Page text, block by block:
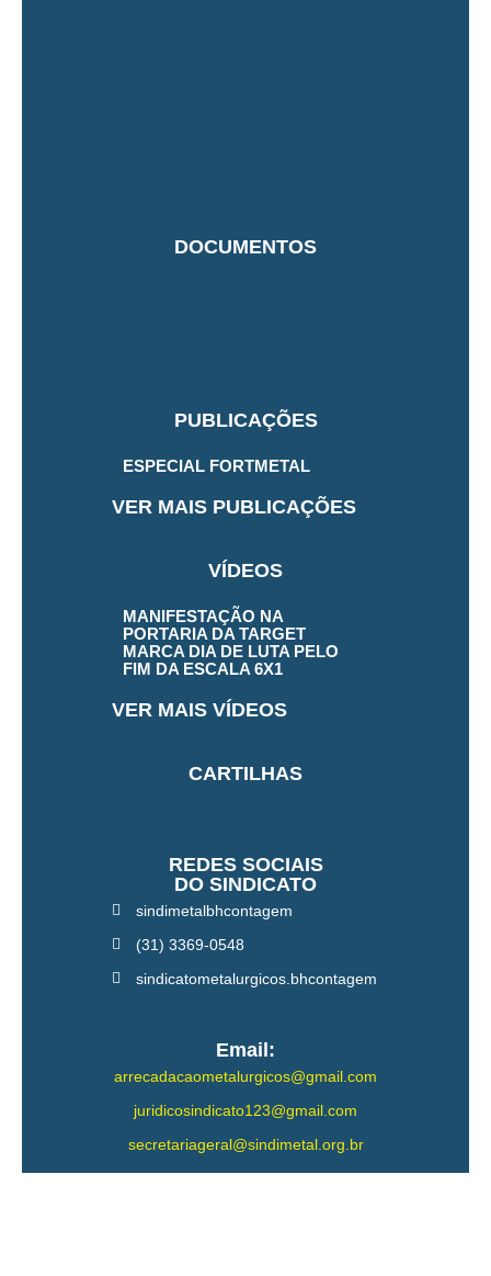
DOCUMENTOS
PUBLICAÇÕES
ESPECIAL FORTMETAL
VER MAIS PUBLICAÇÕES
VÍDEOS
MANIFESTAÇÃO NA
PORTARIA DA TARGET
MARCA DIA DE LUTA PELO
FIM DA ESCALA 6X1
VER MAIS VÍDEOS
CARTILHAS
REDES SOCIAIS
DO SINDICATO
sindimetalbhcontagem
(31) 3369-0548
sindicatometalurgicos.bhcontagem
Email:
arrecadacaometalurgicos@gmail.com
juridicosindicato123@gmail.com
secretariageral@sindimetal.org.br